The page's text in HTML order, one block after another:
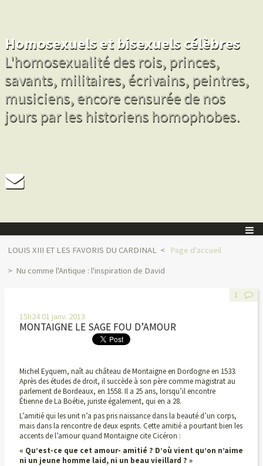
Homosexuels et bisexuels célèbres
L'homosexualité des rois, princes,
savants, militaires, écrivains, peintres,
musiciens, encore censurée de nos
jours par les historiens homophobes.
LOUIS XIII ET LES FAVORIS DU CARDINAL
Page d'accueil
Nu comme l'Antique : l'inspiration de David
15h24 01 janv. 2013
MONTAIGNE LE SAGE FOU D’AMOUR
Michel Eyquem, naît au château de Montaigne en Dordogne en 1533.
Après des études de droit, il succède à son père comme magistrat au
parlement de Bordeaux, en 1558. Il a 25 ans, lorsqu’il encontre
Étienne de La Boétie, juriste également, qui en a 28.
L’amitié qui les unit n’a pas pris naissance dans la beauté d’un corps,
mais dans la rencontre de deux esprits. Cette amitié a pourtant bien les
accents de l’amour quand Montaigne cite Cicéron :
« Qu’est-ce que cet amour- amitié ? D’où vient qu’on n’aime
ni un jeune homme laid, ni un beau vieillard ? »
1